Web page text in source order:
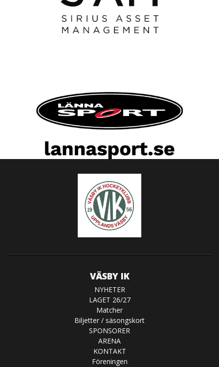
VÄSBY IK
NYHETER
LAGET 26/27
Matcher
Biljetter / säsongskort
SPONSORER
ARENA
KONTAKT
Föreningen